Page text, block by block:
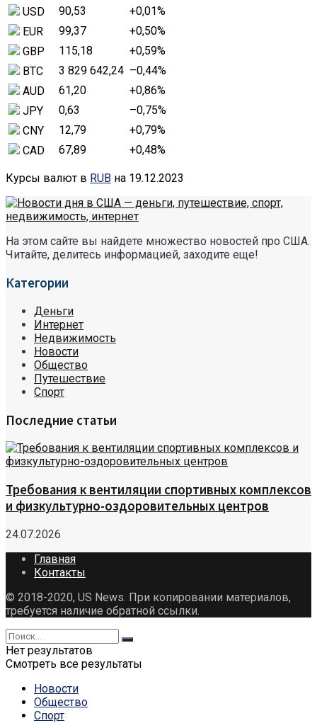
USD
90,53 +0,01%
EUR
99,37 +0,50%
GBP
115,18 +0,59%
BTC
3 829 642,24 –0,44%
AUD
61,20 +0,86%
JPY
0,63 –0,75%
CNY
12,79 +0,79%
CAD
67,89 +0,48%
Курсы валют в RUB на 19.12.2023
На этом сайте вы найдете множество новостей про США.
Читайте, делитесь информацией, заходите еще!
Категории
Деньги
Интернет
Недвижимость
Новости
Общество
Путешествие
Спорт
Последние статьи
Требования к вентиляции спортивных комплексов
и физкультурно-оздоровительных центров
24.07.2026
Главная
Контакты
© 2018-2020, US News. При копировании материалов,
требуется наличие обратной ссылки.
Нет результатов
Смотреть все результаты
Новости
Общество
Спорт